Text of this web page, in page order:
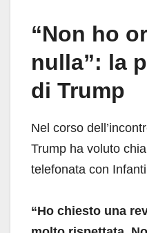
“Non ho
nulla”: la
di Trump
Nel corso
Trump ha voluto
telefonata con
“Ho chiesto una